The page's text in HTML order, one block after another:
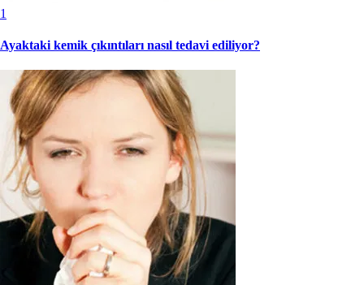
1
Ayaktaki kemik çıkıntıları nasıl tedavi ediliyor?